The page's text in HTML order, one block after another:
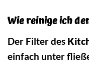
Wie reinige ich
Der Filter des
einfach unter